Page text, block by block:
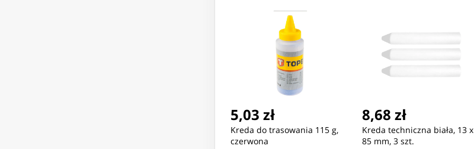
5,03 zł
Kreda do trasowania 115 g,
czerwona
8,68 zł
Kreda techniczna biała, 13 x
85 mm, 3 szt.